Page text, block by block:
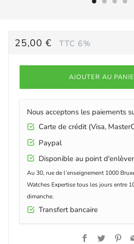
PRIX
25,00 € TTC 6%
AJOUTER AU
Nous acceptons les paiements
Carte de crédit (Visa,
Paypal
Disponible au point
Au 30, rue de l’enseignement 1000
Watches Expertise tous les jours entre
dimanche.
Transfert bancaire
Facebook
Twitter